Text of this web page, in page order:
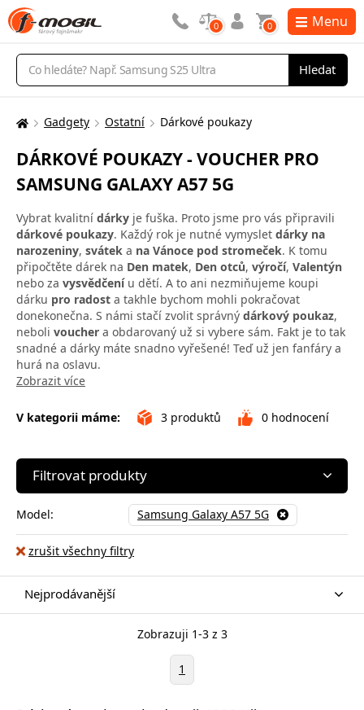
Vyhledávání
Hledat
0 0 Menu
Zde
nacházíte:
Gadgety Ostatní Dárkové poukazy
DÁRKOVÉ POUKAZY - VOUCHER PRO
SAMSUNG GALAXY A57 5G
Vybrat kvalitní dárky je fuška. Proto jsme pro vás připravili
dárkové poukazy. Každý rok je nutné vymyslet dárky na
narozeniny, svátek a na Vánoce pod stromeček. K tomu
připočtěte dárek na Den matek, Den otců, výročí, Valentýn
nebo za vysvědčeníu dětí. A to ani nezmiňujeme koupi
dárku pro radost a takhle bychom mohli pokračovat
donekonečna. S námi stačí zvolit správný dárkový poukaz,
neboli voucher a obdarovaný už si vybere sám. Fakt je to tak
snadné a dárky máte snadno vyřešené! Teď už jen fanfáry a
hurá na oslavu.
Zobrazit více
V kategorii máme: 3 produktů 0 hodnocení
Filtrovat produkty
Model: Samsung Galaxy A57 5G
zrušit všechny filtry
Nejprodávanější
Zobrazuji 1-3 z 3
1